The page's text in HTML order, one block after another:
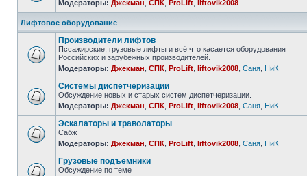
Модераторы: Джекман СПК ProLift liftovik2008
Лифтовое оборудование
Производители лифтов
Пссажирские, грузовые лифты и всё что касается оборудования
Российских и зарубежных производителей.
Модераторы: Джекман СПК ProLift liftovik2008 Саня НиК
Системы диспетчеризации
Обсуждение новых и старых систем диспетчеризации.
Модераторы: Джекман СПК ProLift liftovik2008 Саня НиК
Эскалаторы и траволаторы
Сабж
Модераторы: Джекман СПК ProLift liftovik2008 Саня НиК
Грузовые подъемники
Обсуждение по теме